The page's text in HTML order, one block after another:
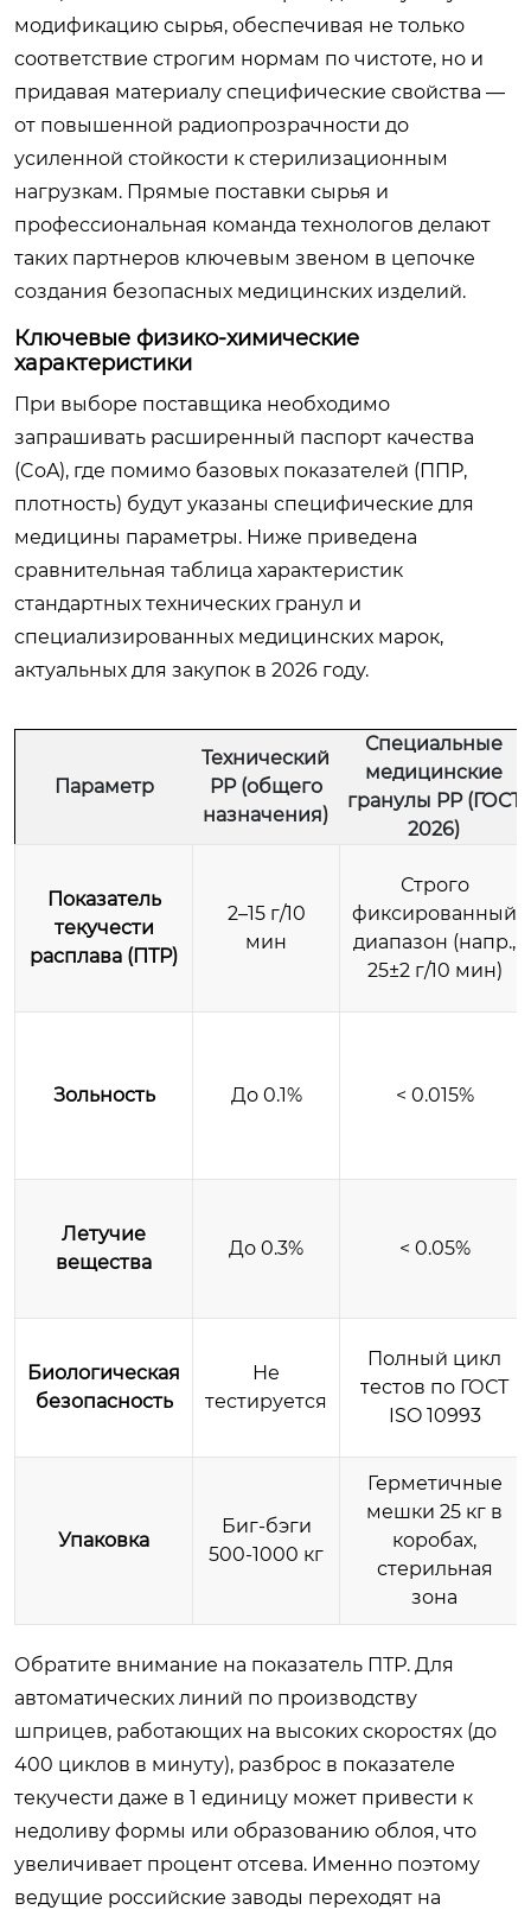
модификацию сырья, обеспечивая не только
соответствие строгим нормам по чистоте, но и
придавая материалу специфические свойства —
от повышенной радиопрозрачности до
усиленной стойкости к стерилизационным
нагрузкам. Прямые поставки сырья и
профессиональная команда технологов делают
таких партнеров ключевым звеном в цепочке
создания безопасных медицинских изделий.
Ключевые физико-химические
характеристики
При выборе поставщика необходимо
запрашивать расширенный паспорт качества
(CoA), где помимо базовых показателей (ППР,
плотность) будут указаны специфические для
медицины параметры. Ниже приведена
сравнительная таблица характеристик
стандартных технических гранул и
специализированных медицинских марок,
актуальных для закупок в 2026 году.
Параметр
Технический
PP (общего
назначения)
Специальные
медицинские
гранулы PP (ГОСТ
2026)
Показатель
текучести
расплава (ПТР)
2–15 г/10
мин
Строго
фиксированный
диапазон (напр.,
25±2 г/10 мин)
Зольность До 0.1% < 0.015%
Летучие
вещества
До 0.3% < 0.05%
Биологическая
безопасность
Не
тестируется
Полный цикл
тестов по ГОСТ
ISO 10993
Упаковка
Биг-бэги
500-1000 кг
Герметичные
мешки 25 кг в
коробах,
стерильная
зона
Обратите внимание на показатель ПТР. Для
автоматических линий по производству
шприцев, работающих на высоких скоростях (до
400 циклов в минуту), разброс в показателе
текучести даже в 1 единицу может привести к
недоливу формы или образованию облоя, что
увеличивает процент отсева. Именно поэтому
ведущие российские заводы переходят на